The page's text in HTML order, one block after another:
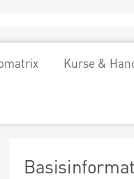
Kurse &